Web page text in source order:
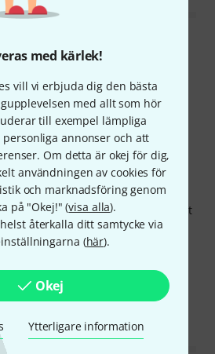
med kärlek!
vill vi erbjuda dig den bästa
med allt som hör
till exempel lämpliga
annonser och att
Om detta är okej för dig,
användningen av cookies för
och marknadsföring genom
på "Okej!" (visa alla).
återkalla ditt samtycke via
(här).
Okej
Ytterligare information
Moose 25.10.2023
att kunna bygga om
och generellt
att jag inte lyckas få till ett bra
shift/oktaver). Väldigt känslig i
jag gett upp. Exp-pedalen är
att arbeta med men det funkar.
ANMÄL RECENSION